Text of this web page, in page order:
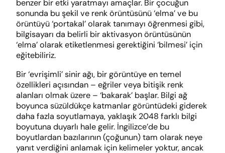
benzer bir etki yaratmayı amaçlar. Bir çocuğun
sonunda bu şekil ve renk örüntüsünü ‘elma’ ve bu
örüntüyü ‘portakal’ olarak tanımayı öğrenmesi gibi,
bilgisayarı da belirli bir aktivasyon örüntüsünün
‘elma’ olarak etiketlenmesi gerektiğini ‘bilmesi’ için
eğitebiliriz.
Bir ‘evrişimli’ sinir ağı, bir görüntüye en temel
özellikleri açısından – eğriler veya bitişik renk
alanları olmak üzere – ‘bakarak’ başlar. Bilgi ağ
boyunca süzüldükçe katmanlar görüntüdeki giderek
daha fazla soyutlamaya, yaklaşık 2048 farklı bilgi
boyutuna duyarlı hale gelir. İngilizce’de bu
boyutlardan bazılarının (çoğunun) tam olarak neye
yanıt verdiğini anlamak için kelimeler yoktur, ancak